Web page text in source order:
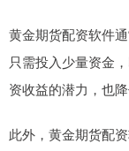
黄金期货配资软件
只需投入少量资金
资收益的潜力，也降
此外，黄金期货配